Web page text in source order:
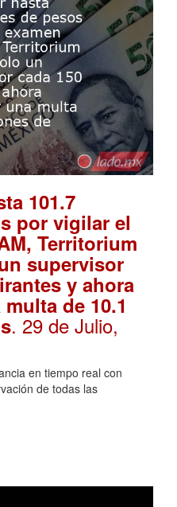
101.7
por vigilar el
Territorium
supervisor
y ahora
de 10.1
. 29 de Julio,
en tiempo real con
de todas las